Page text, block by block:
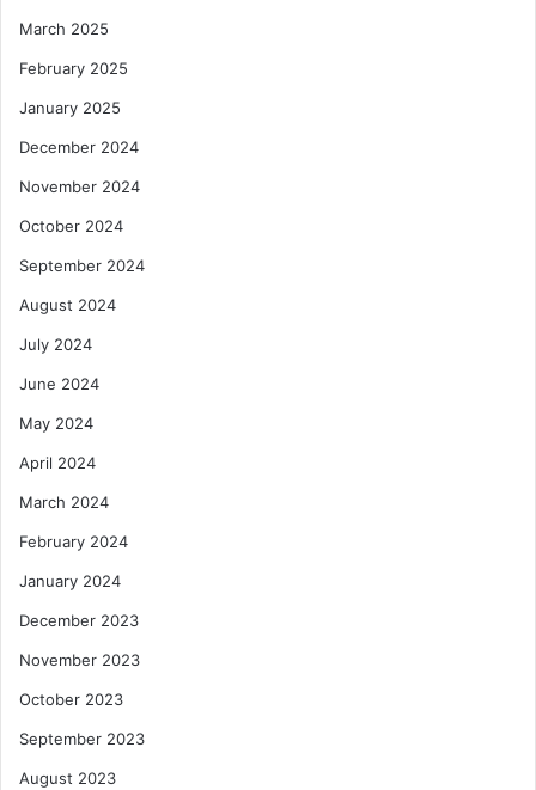
March 2025
February 2025
January 2025
December 2024
November 2024
October 2024
September 2024
August 2024
July 2024
June 2024
May 2024
April 2024
March 2024
February 2024
January 2024
December 2023
November 2023
October 2023
September 2023
August 2023